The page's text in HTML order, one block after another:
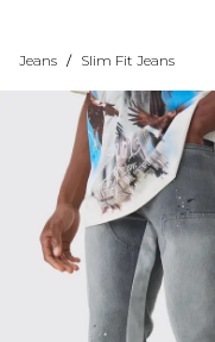
Jeans / Slim Fit Jeans